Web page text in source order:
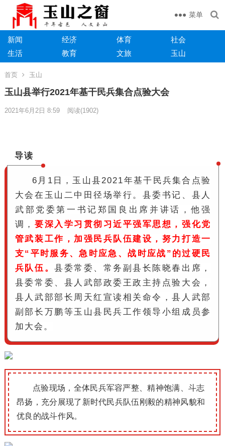
菜单
新闻 经济 体育
社会
生活
教育 文旅 玉山
首页 玉山
玉山县举行2021年基干民兵集合点验大会
2021年6月2日 8:59 阅读(1902)
导读
6月1日，玉山县2021年基干民兵集合点验
大会在玉山二中田径场举行。县委书记、县人
武部党委第一书记郑国良出席并讲话，他强
调，要深入学习贯彻习近平强军思想，强化党
管武装工作，加强民兵队伍建设，努力打造一
支“平时服务、急时应急、战时应战”的过硬民
兵队伍。县委常委、常务副县长陈晓春出席，
县委常委、县人武部政委王政主持点验大会，
县人武部部长周天红宣读相关命令，县人武部
副部长万鹏等玉山县民兵工作领导小组成员参
加大会。
点验现场，全体民兵军容严整、精神饱满、斗志
昂扬，充分展现了新时代民兵队伍刚毅的精神风貌和
优良的战斗作风。